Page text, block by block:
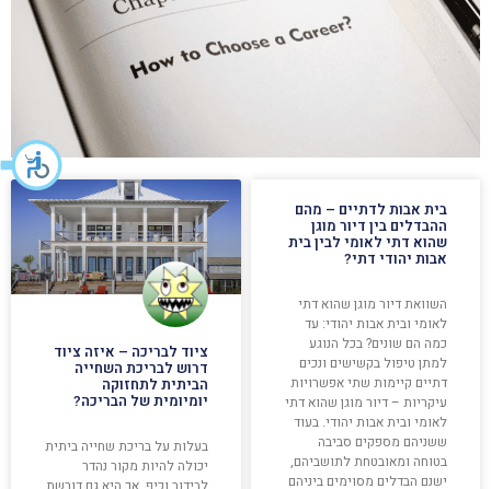
בית אבות לדתיים – מהם
ההבדלים בין דיור מוגן
שהוא דתי לאומי לבין בית
אבות יהודי דתי?
השוואת דיור מוגן שהוא דתי
לאומי ובית אבות יהודי: עד
כמה הם שונים? בכל הנוגע
למתן טיפול בקשישים ונכים
דתיים קיימות שתי אפשרויות
עיקריות – דיור מוגן שהוא דתי
לאומי ובית אבות יהודי. בעוד
ששניהם מספקים סביבה
בטוחה ומאובטחת לתושביהם,
ישנם הבדלים מסוימים ביניהם
ציוד לבריכה – איזה ציוד
דרוש לבריכת השחייה
הביתית לתחזוקה
יומיומית של הבריכה?
בעלות על בריכת שחייה ביתית
יכולה להיות מקור נהדר